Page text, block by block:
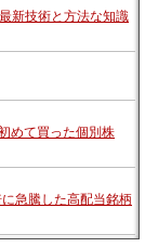
新技術と方法な知識
めて買った個別株
急騰した高配当銘柄